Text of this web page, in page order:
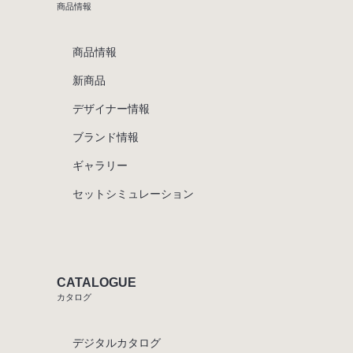
商品情報
商品情報
新商品
デザイナー情報
ブランド情報
ギャラリー
セットシミュレーション
CATALOGUE
カタログ
デジタルカタログ